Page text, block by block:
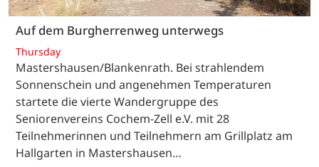
Auf dem Burgherrenweg unterwegs
Thursday
Mastershausen/Blankenrath. Bei strahlendem
Sonnenschein und angenehmen Temperaturen
startete die vierte Wandergruppe des
Seniorenvereins Cochem-Zell e.V. mit 28
Teilnehmerinnen und Teilnehmern am Grillplatz am
Hallgarten in Mastershausen…